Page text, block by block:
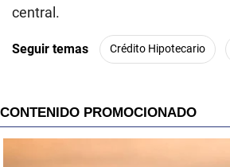
central.
Seguir temas Crédito Hipotecario